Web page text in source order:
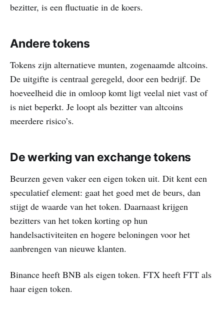
bezitter, is een fluctuatie in de koers.
Andere tokens
Tokens zijn alternatieve munten, zogenaamde altcoins.
De uitgifte is centraal geregeld, door een bedrijf. De
hoeveelheid die in omloop komt ligt veelal niet vast of
is niet beperkt. Je loopt als bezitter van altcoins
meerdere risico’s.
De werking van exchange tokens
Beurzen geven vaker een eigen token uit. Dit kent een
speculatief element: gaat het goed met de beurs, dan
stijgt de waarde van het token. Daarnaast krijgen
bezitters van het token korting op hun
handelsactiviteiten en hogere beloningen voor het
aanbrengen van nieuwe klanten.
Binance heeft BNB als eigen token. FTX heeft FTT als
haar eigen token.